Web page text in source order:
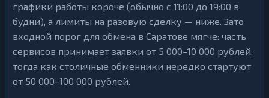
графики работы короче (обычно с 11:00 до 19:00 в
будни), а лимиты на разовую сделку — ниже. Зато
входной порог для обмена в Саратове мягче: часть
сервисов принимает заявки от 5 000–10 000 рублей,
тогда как столичные обменники нередко стартуют
от 50 000–100 000 рублей.